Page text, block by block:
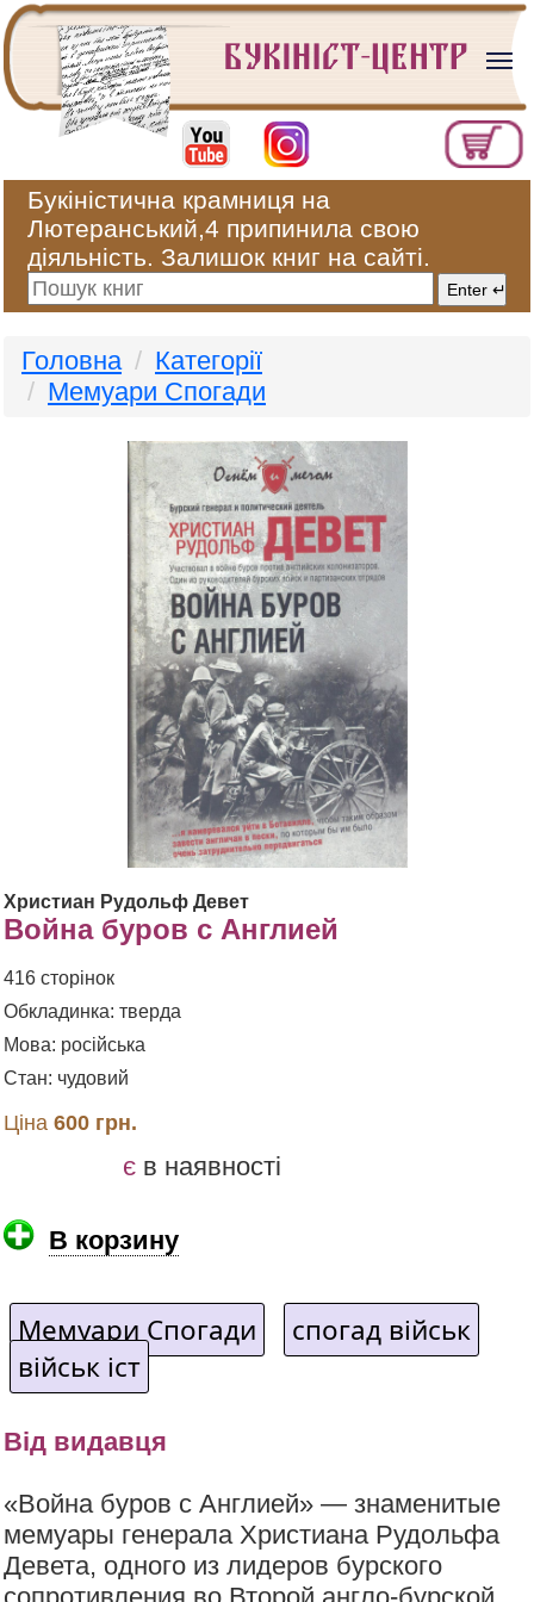
Букіністична крамниця на
Лютеранський,4 припинила свою
діяльність. Залишок книг на сайті.
Головна
Категорії
Мемуари Спогади
Христиан Рудольф Девет
Война буров с Англией
416 сторінок
Обкладинка: тверда
Мова: російська
Стан: чудовий
Ціна 600 грн.
є в наявності
В корзину
Мемуари Спогади
спогад військ
військ іст
Від видавця
«Война буров с Англией» — знаменитые
мемуары генерала Христиана Рудольфа
Девета, одного из лидеров бурского